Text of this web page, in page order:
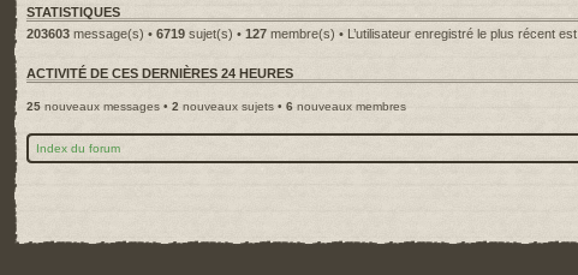
STATISTIQUES
203603 message(s) • 6719 sujet(s) • 127 membre(s) • L’utilisateur enregistré le plus récent est
ACTIVITÉ DE CES DERNIÈRES 24 HEURES
25 nouveaux messages • 2 nouveaux sujets • 6 nouveaux membres
Index du forum